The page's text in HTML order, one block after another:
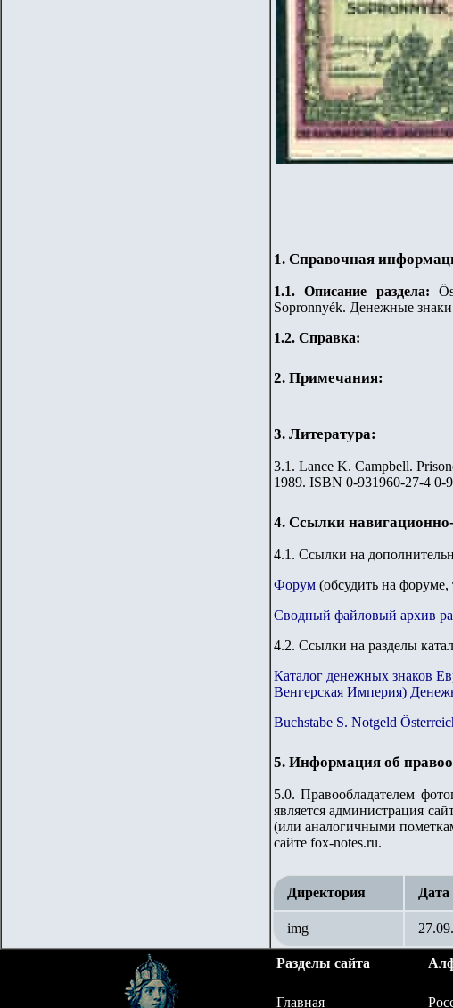
1. Справочная
1.1.Описание раздела:
Sopronnyék. Денежные
1.2. Справка:
2. Примечания:
3. Литература:
3.1 . Lance K. Campbell.
1989. ISBN 0-931960-27-4 0-
4. Ссылки
4.1. Ссылки на
Форум (обсудить на форуме,
Сводный файловый архив
4.2. Ссылки на разделы
Каталог денежных знаков
Венгерская Империя)
Buchstabe S. Notgeld
5. Информация об
5.0. Правообладателем
является администрация
(или аналогичными
сайте fox-notes.ru.
Директория
Дата
img
Разделы сайта
Главная